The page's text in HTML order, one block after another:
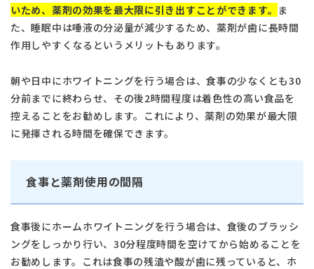
いため、薬剤の効果を最大限に引き出すことができます。 ま
た、睡眠中は唾液の分泌量が減少するため、薬剤が歯に長時間
作用しやすくなるというメリットもあります。
朝や日中にホワイトニングを行う場合は、食事の少なくとも30
分前までに終わらせ、その後2時間程度は着色性の高い食品を
控えることをお勧めします。これにより、薬剤の効果が最大限
に発揮される時間を確保できます。
食事と薬剤使用の間隔
食事後にホームホワイトニングを行う場合は、食後のブラッシ
ングをしっかり行い、30分程度時間を空けてから始めることを
お勧めします。これは食事の残渣や酸が歯に残っていると、ホ